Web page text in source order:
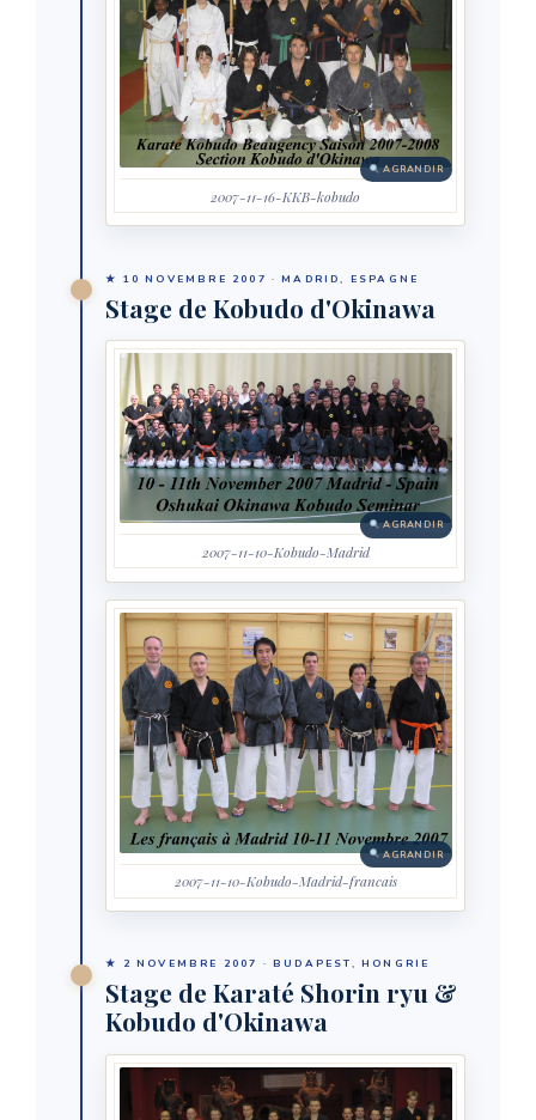
AGRANDIR
2007-11-16-KKB-kobudo
★ 10 NOVEMBRE 2007 · MADRID, ESPAGNE
Stage de Kobudo d'Okinawa
AGRANDIR
2007-11-10-Kobudo-Madrid
AGRANDIR
2007-11-10-Kobudo-Madrid-francais
★ 2 NOVEMBRE 2007 · BUDAPEST, HONGRIE
Stage de Karaté Shorin ryu &
Kobudo d'Okinawa